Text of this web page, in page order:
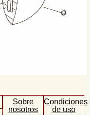
Sobre
nosotros
Condiciones
de uso